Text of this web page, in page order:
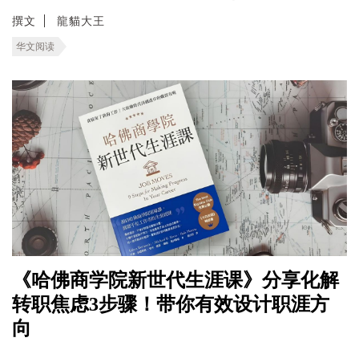
撰文 龍貓大王
华文阅读
《哈佛商学院新世代生涯课》分享化解
转职焦虑3步骤！带你有效设计职涯方
向